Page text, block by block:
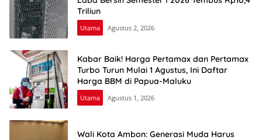
Triliun
Utama Agustus 2, 2026
Kabar Baik! Harga Pertamax dan Pertamax
Turbo Turun Mulai 1 Agustus, Ini Daftar
Harga BBM di Papua-Maluku
Utama Agustus 1, 2026
Wali Kota Ambon: Generasi Muda Harus